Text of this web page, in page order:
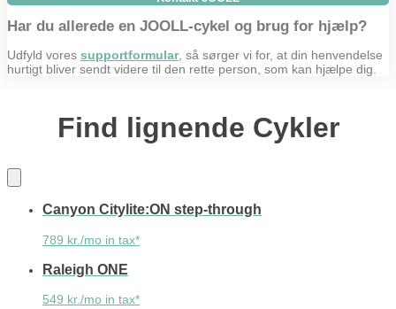
Har du allerede en JOOLL-cykel og brug for hjælp?
Udfyld vores supportformular, så sørger vi for, at din henvendelse
hurtigt bliver sendt videre til den rette person, som kan hjælpe dig.
Find lignende Cykler
Canyon Citylite:ON step-through
789 kr./mo in tax*
Raleigh ONE
549 kr./mo in tax*